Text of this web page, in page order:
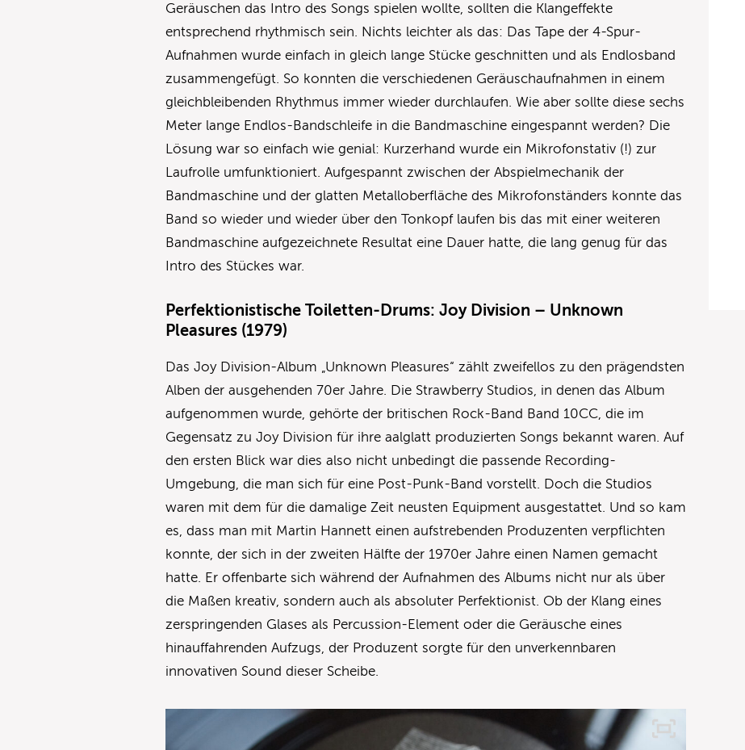
Geräuschen das Intro des Songs spielen wollte, sollten die Klangeffekte
entsprechend rhythmisch sein. Nichts leichter als das: Das Tape der 4-Spur-
Aufnahmen wurde einfach in gleich lange Stücke geschnitten und als Endlosband
zusammengefügt. So konnten die verschiedenen Geräuschaufnahmen in einem
gleichbleibenden Rhythmus immer wieder durchlaufen. Wie aber sollte diese sechs
Meter lange Endlos-Bandschleife in die Bandmaschine eingespannt werden? Die
Lösung war so einfach wie genial: Kurzerhand wurde ein Mikrofonstativ (!) zur
Laufrolle umfunktioniert. Aufgespannt zwischen der Abspielmechanik der
Bandmaschine und der glatten Metalloberfläche des Mikrofonständers konnte das
Band so wieder und wieder über den Tonkopf laufen bis das mit einer weiteren
Bandmaschine aufgezeichnete Resultat eine Dauer hatte, die lang genug für das
Intro des Stückes war.
Perfektionistische Toiletten-Drums: Joy Division – Unknown
Pleasures (1979)
Das Joy Division-Album „Unknown Pleasures“ zählt zweifellos zu den prägendsten
Alben der ausgehenden 70er Jahre. Die Strawberry Studios, in denen das Album
aufgenommen wurde, gehörte der britischen Rock-Band Band 10CC, die im
Gegensatz zu Joy Division für ihre aalglatt produzierten Songs bekannt waren. Auf
den ersten Blick war dies also nicht unbedingt die passende Recording-
Umgebung, die man sich für eine Post-Punk-Band vorstellt. Doch die Studios
waren mit dem für die damalige Zeit neusten Equipment ausgestattet. Und so kam
es, dass man mit Martin Hannett einen aufstrebenden Produzenten verpflichten
konnte, der sich in der zweiten Hälfte der 1970er Jahre einen Namen gemacht
hatte. Er offenbarte sich während der Aufnahmen des Albums nicht nur als über
die Maßen kreativ, sondern auch als absoluter Perfektionist. Ob der Klang eines
zerspringenden Glases als Percussion-Element oder die Geräusche eines
hinauffahrenden Aufzugs, der Produzent sorgte für den unverkennbaren
innovativen Sound dieser Scheibe.